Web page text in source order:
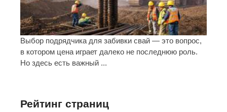
Выбор подрядчика для забивки свай — это вопрос,
в котором цена играет далеко не последнюю роль.
Но здесь есть важный ...
Рейтинг страниц